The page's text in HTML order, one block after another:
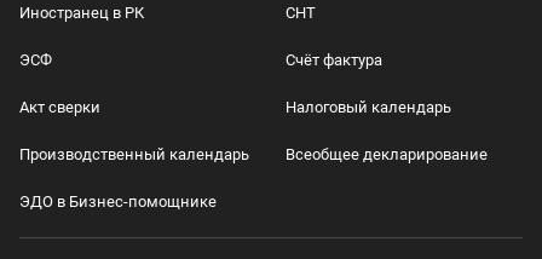
Иностранец в РК СНТ
ЭСФ Счёт фактура
Акт сверки Налоговый календарь
Производственный календарь Всеобщее декларирование
ЭДО в Бизнес-помощнике